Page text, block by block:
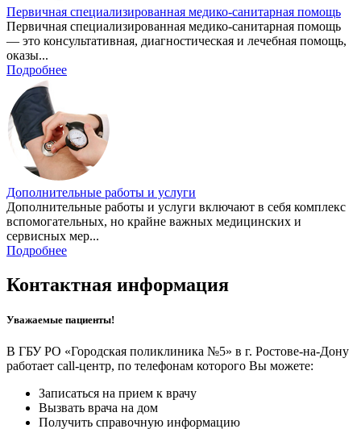
Первичная специализированная медико-санитарная помощь
Первичная специализированная медико-санитарная помощь
— это консультативная, диагностическая и лечебная помощь,
оказы...
Подробнее
Дополнительные работы и услуги
Дополнительные работы и услуги включают в себя комплекс
вспомогательных, но крайне важных медицинских и
сервисных мер...
Подробнее
Контактная информация
Уважаемые пациенты!
В ГБУ РО «Городская поликлиника №5» в г. Ростове-на-Дону
работает call-центр, по телефонам которого Вы можете:
Записаться на прием к врачу
Вызвать врача на дом
Получить справочную информацию